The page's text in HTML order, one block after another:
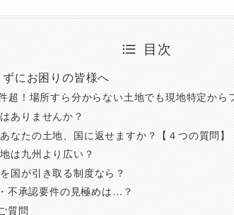
目次
にお困りの皆様へ
超！場所すら分からない土地でも現地特定から
ありませんか？
なたの土地、国に返せますか？【４つの質問】
は九州より広い？
国が引き取る制度なら？
不承認要件の見極めは…？
質問